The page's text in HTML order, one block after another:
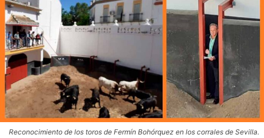
Reconocimiento de los toros de Fermín Bohórquez en los corrales de Sevilla.